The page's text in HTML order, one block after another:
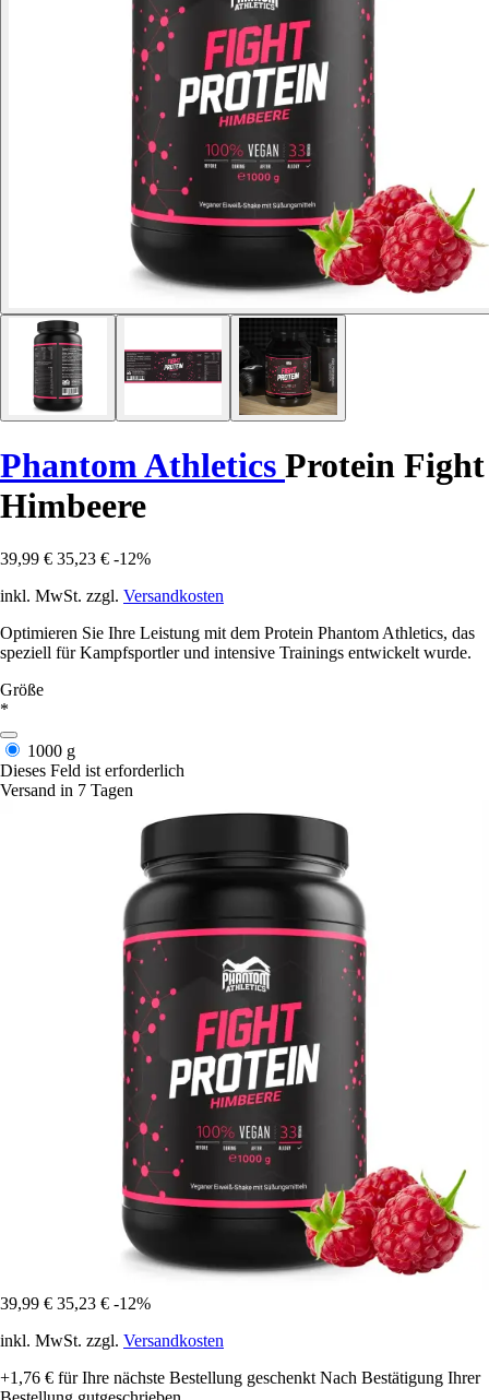
Phantom Athletics Protein Fight
Himbeere
39,99 € 35,23 € -12%
inkl. MwSt. zzgl. Versandkosten
Optimieren Sie Ihre Leistung mit dem Protein Phantom Athletics, das
speziell für Kampfsportler und intensive Trainings entwickelt wurde.
Größe
*
1000 g
Dieses Feld ist erforderlich
Versand in 7 Tagen
39,99 € 35,23 € -12%
inkl. MwSt. zzgl. Versandkosten
+1,76 € für Ihre nächste Bestellung geschenkt Nach Bestätigung Ihrer